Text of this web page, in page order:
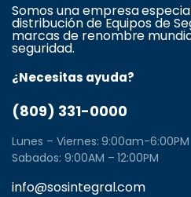
Somos una empresa
distribución de Equipos de
marcas de renombre
seguridad.
¿Necesitas ayuda?
(809) 331-0000
Lunes – Viernes: 9:00am-6:00PM
Sabados: 9:00AM – 12:00PM
info@sosintegral.com